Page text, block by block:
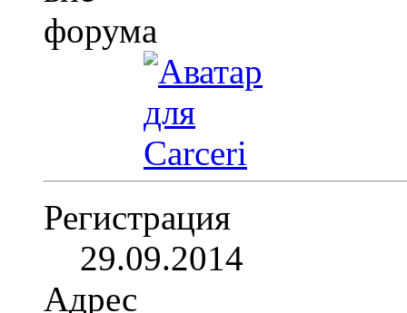
Регистрация
29.09.2014
Адрес